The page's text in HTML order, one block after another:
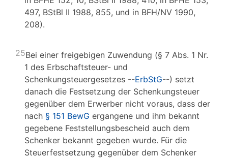
497, BStBl II 1988, 855, und in BFH/NV 1990,
208).
25Bei einer freigebigen Zuwendung (§ 7 Abs. 1 Nr.
1 des Erbschaftsteuer- und
Schenkungsteuergesetzes --ErbStG--) setzt
danach die Festsetzung der Schenkungsteuer
gegenüber dem Erwerber nicht voraus, dass der
nach § 151 BewG ergangene und ihm bekannt
gegebene Feststellungsbescheid auch dem
Schenker bekannt gegeben wurde. Für die
Steuerfestsetzung gegenüber dem Schenker